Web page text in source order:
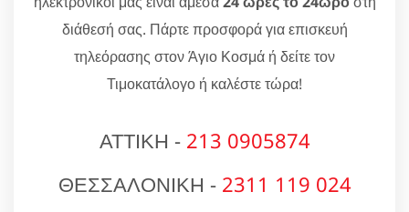
διάθεσή σας. Πάρτε προσφορά για επισκευή
τηλεόρασης στον Άγιο Κοσμά ή δείτε τον
Τιμοκατάλογο ή καλέστε τώρα!
ΑΤΤΙΚΗ - 213 0905874
ΘΕΣΣΑΛΟΝΙΚΗ - 2311 119 024